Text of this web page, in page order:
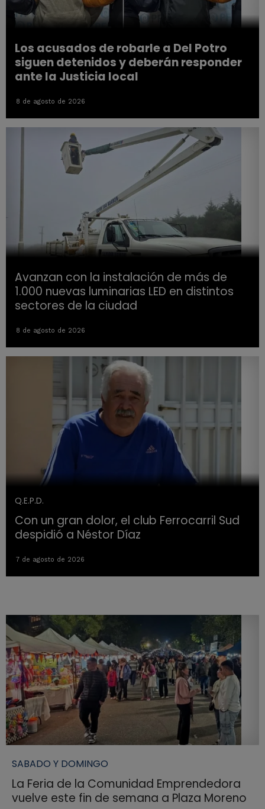
Los acusados de robarle a Del Potro
siguen detenidos y deberán responder
ante la Justicia local
8 de agosto de 2026
Avanzan con la instalación de más de
1.000 nuevas luminarias LED en distintos
sectores de la ciudad
8 de agosto de 2026
Q.E.P.D.
Con un gran dolor, el club Ferrocarril Sud
despidió a Néstor Díaz
7 de agosto de 2026
SABADO Y DOMINGO
La Feria de la Comunidad Emprendedora
vuelve este fin de semana a Plaza Moreno